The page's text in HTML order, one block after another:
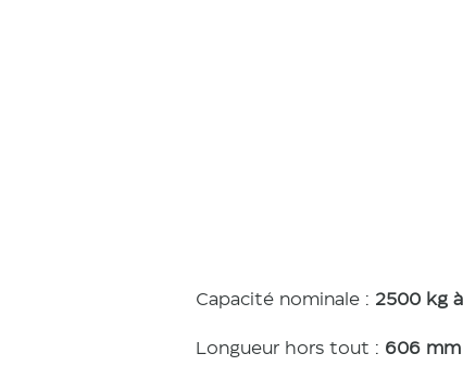
Capacité nominale : 2500 kg
Longueur hors tout : 606